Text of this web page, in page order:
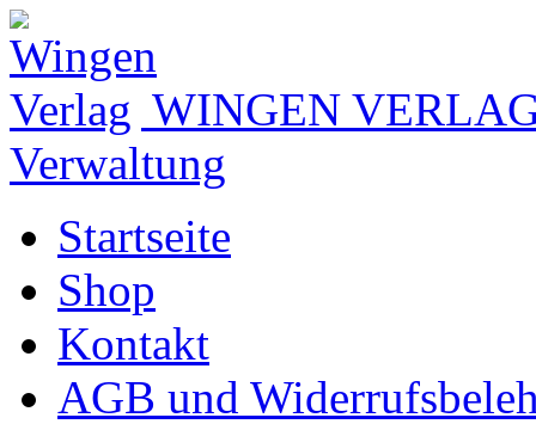
WINGEN
Verwaltung
Startseite
Shop
Kontakt
AGB und